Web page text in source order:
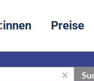
Preise
X